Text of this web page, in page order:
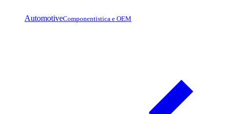
AutomotiveComponentistica e OEM